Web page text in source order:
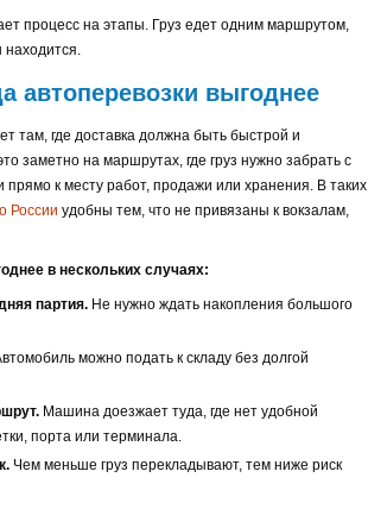
процесс на этапы. Груз едет одним маршрутом,
находится.
автоперевозки выгоднее
там, где доставка должна быть быстрой и
заметно на маршрутах, где груз нужно забрать с
прямо к месту работ, продажи или хранения. В таких
России удобны тем, что не привязаны к вокзалам,
в нескольких случаях:
партия. Не нужно ждать накопления большого
можно подать к складу без долгой
Машина доезжает туда, где нет удобной
порта или терминала.
Чем меньше груз перекладывают, тем ниже риск